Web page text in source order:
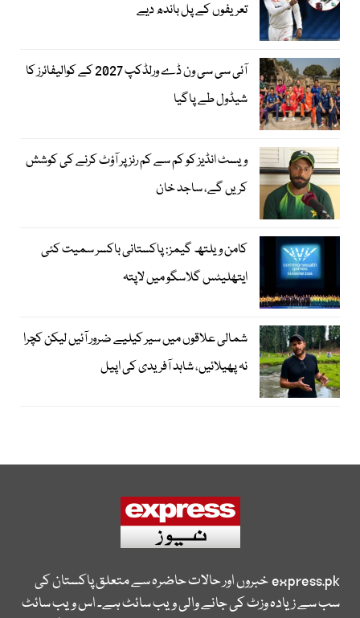
تعریفوں کے پل باندھ دیے
آئی سی سی ون ڈے ورلڈکپ 2027 کے کوالیفائرز کا
شیڈول طے پاگیا
ویسٹ انڈیز کو کم سے کم رنز پر آؤٹ کرنے کی کوشش
کریں گے، ساجد خان
کامن ویلتھ گیمز: پاکستانی باکسر سمیت کئی
ایتھلیٹس گلاسگو میں لاپتہ
شمالی علاقوں میں سیر کیلیے ضرور آئیں لیکن کچرا
نہ پھیلائیں، شاہد آفریدی کی اپیل
express.pkخبروں اور حالات حاضرہ سے متعلق پاکستان کی
سب سے زیادہ وزٹ کی جانے والی ویب سائٹ ہے۔ اس ویب سائٹ